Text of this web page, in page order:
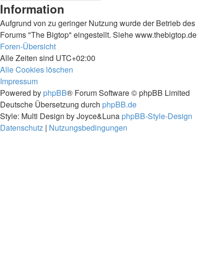
Information
Aufgrund von zu geringer Nutzung wurde der Betrieb des
Forums "The Bigtop" eingestellt. Siehe www.thebigtop.de
Foren-Übersicht
Alle Zeiten sind UTC+02:00
Alle Cookies löschen
Impressum
Powered by phpBB® Forum Software © phpBB Limited
Deutsche Übersetzung durch phpBB.de
Style: Multi Design by Joyce&Luna phpBB-Style-Design
Datenschutz | Nutzungsbedingungen